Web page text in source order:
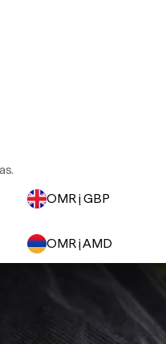
OMR į GBP
OMR į AMD